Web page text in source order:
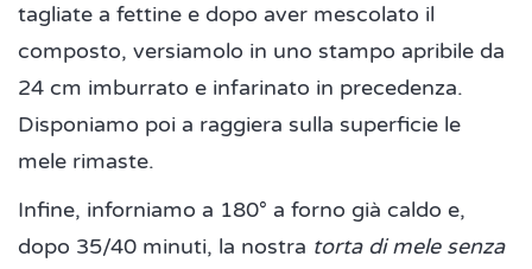
tagliate a fettine e dopo aver mescolato il
composto, versiamolo in uno stampo apribile da
24 cm imburrato e infarinato in precedenza.
Disponiamo poi a raggiera sulla superficie le
mele rimaste.
Infine, inforniamo a 180° a forno già caldo e,
dopo 35/40 minuti, la nostra torta di mele senza